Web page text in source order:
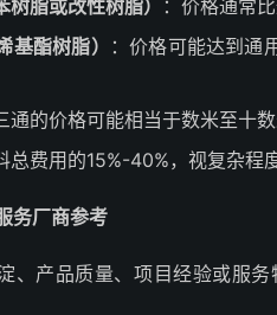
脂或改性树脂）
：价格通常
基酯树脂）
：价格可能达到通
通的价格可能相当于数米至十
总费用的15%-40%，视复杂程
务厂商参考
、产品质量、项目经验或服